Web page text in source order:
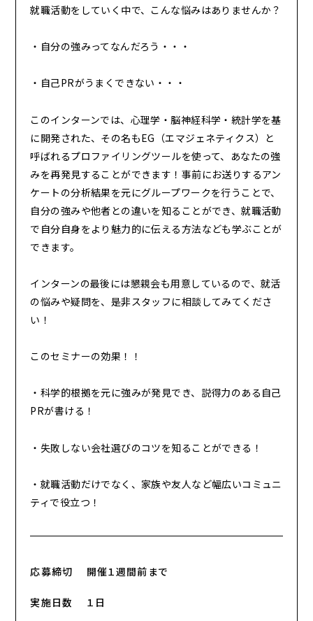
就職活動をしていく中で、こんな悩みはありませんか？
・自分の強みってなんだろう・・・
・自己PRがうまくできない・・・
このインターンでは、心理学・脳神経科学・統計学を基
に開発された、その名もEG（エマジェネティクス）と
呼ばれるプロファイリングツールを使って、あなたの強
みを再発見することができます！ 事前にお送りするアン
ケートの分析結果を元にグループワークを行うことで、
自分の強みや他者との違いを知ることができ、就職活動
で自分自身をより魅力的に伝える方法なども学ぶことが
できます。
インターンの最後には懇親会も用意しているので、就活
の悩みや疑問を、是非スタッフに相談してみてくださ
い！
このセミナーの効果！！
・科学的根拠を元に強みが発見でき、説得力のある自己
PRが書ける！
・失敗しない会社選びのコツを知ることができる！
・就職活動だけでなく、家族や友人など幅広いコミュニ
ティで役立つ！
応募締切 開催１週間前まで
実施日数 １日